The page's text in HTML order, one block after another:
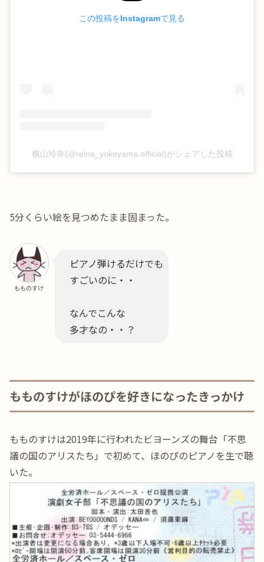
この投稿をInstagramで見る
横山玲奈(@reina_yokoyama.official)がシェアした投稿
5分くらい絵を見つめたまま固まった。
もものすけ
ピアノ弾けるだけでも
すごいのに・・
なんでこんな
多才なの・・？
もものすけがほのぴを好きになったきっかけ
もものすけは2019年に行われたビヨーンズの舞台「不思
議の国のアリスたち」で初めて、ほのぴのピアノを生で聴
いた。